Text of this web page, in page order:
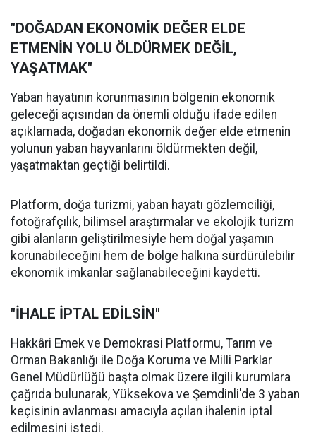
"DOĞADAN EKONOMİK DEĞER ELDE
ETMENİN YOLU ÖLDÜRMEK DEĞİL,
YAŞATMAK"
Yaban hayatının korunmasının bölgenin ekonomik
geleceği açısından da önemli olduğu ifade edilen
açıklamada, doğadan ekonomik değer elde etmenin
yolunun yaban hayvanlarını öldürmekten değil,
yaşatmaktan geçtiği belirtildi.
Platform, doğa turizmi, yaban hayatı gözlemciliği,
fotoğrafçılık, bilimsel araştırmalar ve ekolojik turizm
gibi alanların geliştirilmesiyle hem doğal yaşamın
korunabileceğini hem de bölge halkına sürdürülebilir
ekonomik imkanlar sağlanabileceğini kaydetti.
"İHALE İPTAL EDİLSİN"
Hakkâri Emek ve Demokrasi Platformu, Tarım ve
Orman Bakanlığı ile Doğa Koruma ve Milli Parklar
Genel Müdürlüğü başta olmak üzere ilgili kurumlara
çağrıda bulunarak, Yüksekova ve Şemdinli'de 3 yaban
keçisinin avlanması amacıyla açılan ihalenin iptal
edilmesini istedi.